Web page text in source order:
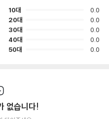
10대
0.0
20대
0.0
30대
0.0
40대
0.0
50대
0.0
없습니다!